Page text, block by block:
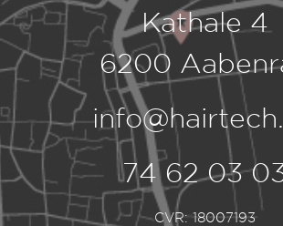
Kathale 4
6200
74 62 03
CVR: 18007193